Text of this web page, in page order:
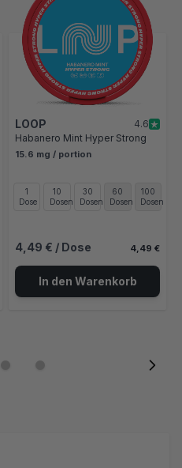
LOOP
4.6
Habanero Mint Hyper Strong
15.6 mg / portion
1
Dose
10
Dosen
30
Dosen
60
Dosen
100
Dosen
4,49 € / Dose 4,49 €
In den Warenkorb